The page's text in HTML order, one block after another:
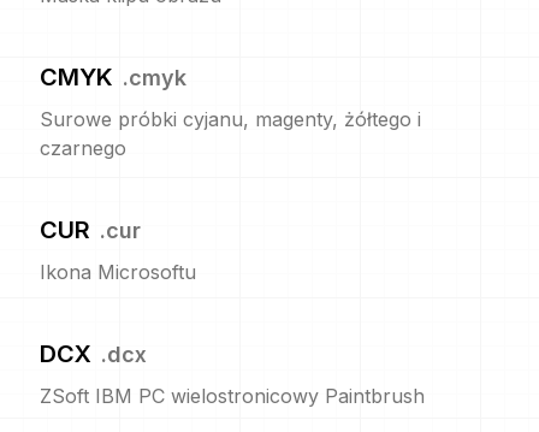
CMYK .cmyk
Surowe próbki cyjanu, magenty, żółtego i
czarnego
CUR .cur
Ikona Microsoftu
DCX .dcx
ZSoft IBM PC wielostronicowy Paintbrush